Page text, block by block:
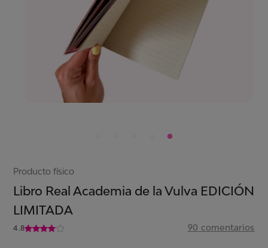
Producto físico
Libro Real Academia de la Vulva EDICIÓN
LIMITADA
4.8 90 comentarios